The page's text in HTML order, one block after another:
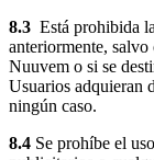
8.3 Está prohibida
anteriormente,
Nuuvem o si se
Usuarios adquieran
ningún caso.
8.4 Se prohíbe el